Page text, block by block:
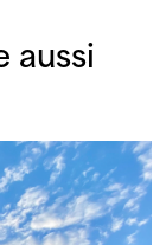
aussi